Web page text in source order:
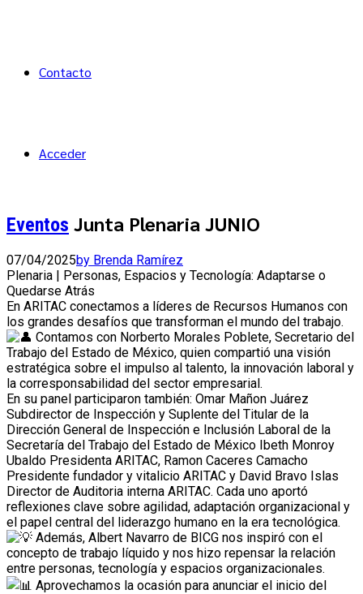
Contacto
Acceder
Eventos Junta Plenaria JUNIO
07/04/2025by Brenda Ramírez
Plenaria | Personas, Espacios y Tecnología: Adaptarse o
Quedarse Atrás
En ARITAC conectamos a líderes de Recursos Humanos con
los grandes desafíos que transforman el mundo del trabajo.
Contamos con Norberto Morales Poblete, Secretario del
Trabajo del Estado de México, quien compartió una visión
estratégica sobre el impulso al talento, la innovación laboral y
la corresponsabilidad del sector empresarial.
En su panel participaron también: Omar Mañon Juárez
Subdirector de Inspección y Suplente del Titular de la
Dirección General de Inspección e Inclusión Laboral de la
Secretaría del Trabajo del Estado de México Ibeth Monroy
Ubaldo Presidenta ARITAC, Ramon Caceres Camacho
Presidente fundador y vitalicio ARITAC y David Bravo Islas
Director de Auditoria interna ARITAC. Cada uno aportó
reflexiones clave sobre agilidad, adaptación organizacional y
el papel central del liderazgo humano en la era tecnológica.
Además, Albert Navarro de BICG nos inspiró con el
concepto de trabajo líquido y nos hizo repensar la relación
entre personas, tecnología y espacios organizacionales.
Aprovechamos la ocasión para anunciar el inicio del